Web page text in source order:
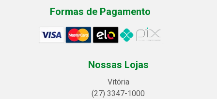
Formas de Pagamento
Nossas Lojas
Vitória
(27) 3347-1000